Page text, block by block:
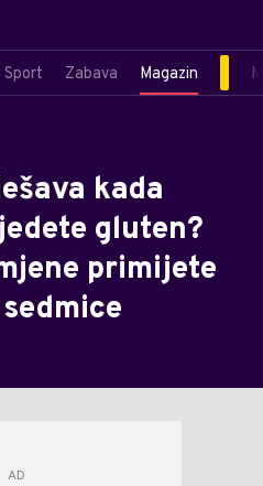
Sport Zabava Magazin
kada
gluten?
primijete